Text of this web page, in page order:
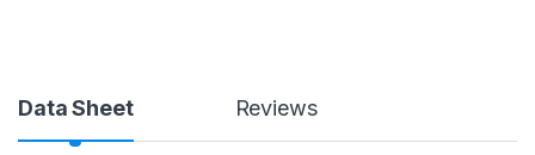
Data Sheet Reviews